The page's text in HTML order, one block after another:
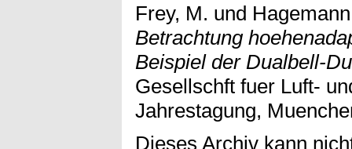
Frey, M. und
Betrachtung
Beispiel der Dualbell-
Gesellschft fuer Luft-
Jahrestagung,
Dieses Archiv kann